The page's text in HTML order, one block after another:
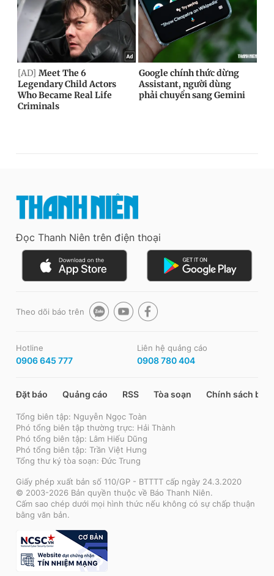
Đọc Thanh Niên trên điện thoại
Theo dõi báo trên
Hotline
0906 645 777
Liên hệ quảng cáo
0908 780 404
Đặt báo Quảng cáo RSS Tòa soạn Chính sách bảo
Tổng biên tập: Nguyễn Ngọc Toàn
Phó tổng biên tập thường trực: Hải Thành
Phó tổng biên tập: Lâm Hiếu Dũng
Phó tổng biên tập: Trần Việt Hưng
Tổng thư ký tòa soạn: Đức Trung
Giấy phép xuất bản số 110/GP - BTTTT cấp ngày 24.3.2020
© 2003-2026 Bản quyền thuộc về Báo Thanh Niên.
Cấm sao chép dưới mọi hình thức nếu không có sự chấp thuận
bằng văn bản.